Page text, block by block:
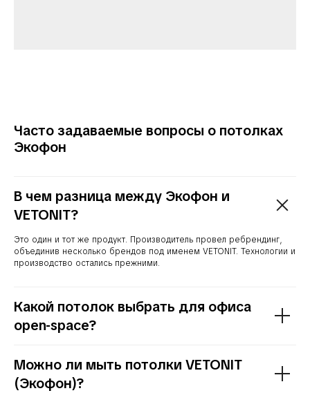
Часто задаваемые вопросы о потолках
Экофон
В чем разница между Экофон и
VETONIT?
Это один и тот же продукт. Производитель провел ребрендинг,
объединив несколько брендов под именем VETONIT. Технологии и
производство остались прежними.
Какой потолок выбрать для офиса
open-space?
Можно ли мыть потолки VETONIT
(Экофон)?